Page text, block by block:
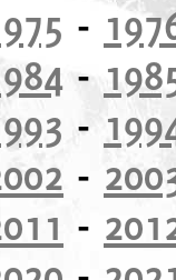
-
-
-
-
-